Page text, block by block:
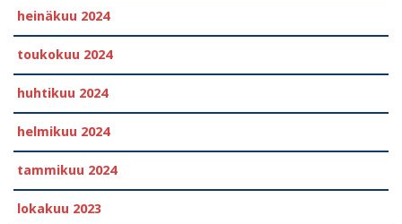
heinäkuu 2024
toukokuu 2024
huhtikuu 2024
helmikuu 2024
tammikuu 2024
lokakuu 2023